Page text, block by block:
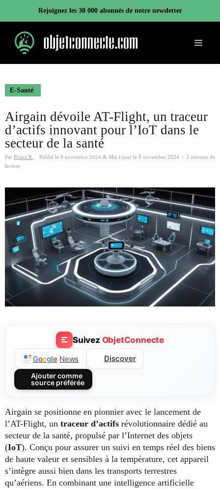
contenu
Rejoignez les 30 000 abonnés de notre newsletter
Menu
E-Santé
Airgain dévoile AT-Flight, un traceur
d’actifs innovant pour l’IoT dans le
secteur de la santé
Par Prisca R. Publié le 8 novembre 2024 & Mis à jour le 8 novembre 2024
3 minutes de
lecture
Suivez ObjetConnecte
Google News Discover
Ajouter comme
source préférée
Airgain se positionne en pionnier avec le lancement de
l’AT-Flight, un traceur d’actifs révolutionnaire dédié au
secteur de la santé, propulsé par l’Internet des objets
(IoT). Conçu pour assurer un suivi en temps réel des biens
de haute valeur et sensibles à la température, cet appareil
s’intègre aussi bien dans les transports terrestres
qu’aériens. En combinant une intelligence artificielle